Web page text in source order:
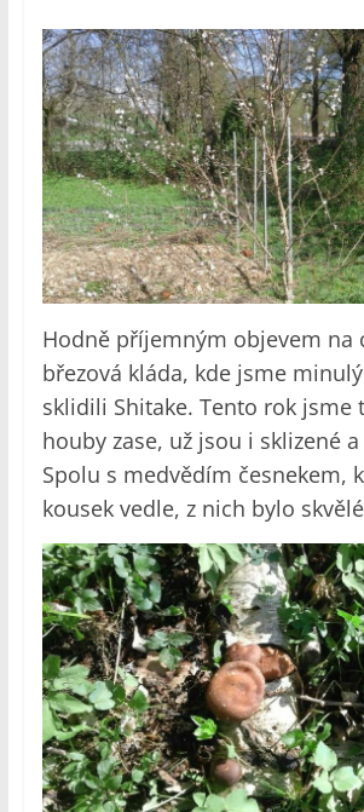
Hodně příjemným objevem na
březová kláda, kde jsme
sklidili Shitake. Tento rok jsme
houby zase, už jsou i sklizené
Spolu s medvědím česnekem,
kousek vedle, z nich bylo